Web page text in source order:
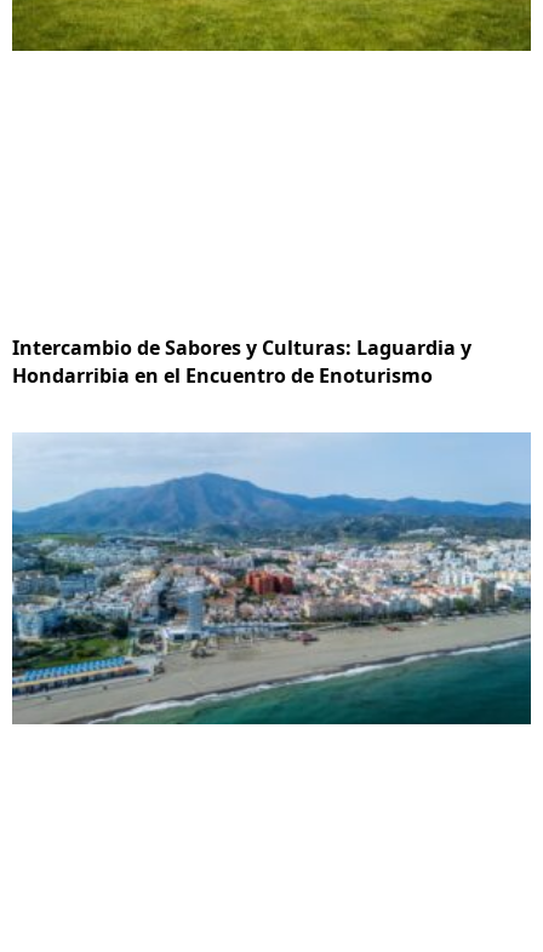
Intercambio de Sabores y Culturas: Laguardia y
Hondarribia en el Encuentro de Enoturismo